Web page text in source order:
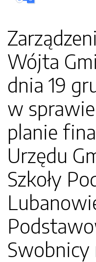
Wójta
dnia 19
w
planie
Urzędu
Szkoły
Swobnicy